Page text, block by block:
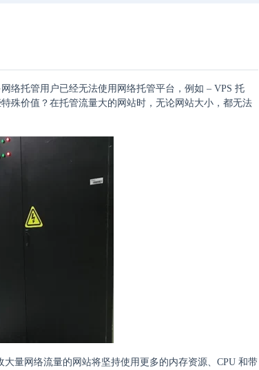
络托管用户已经无法使用网络托管平台，例如 – VPS 托
殊价值？在托管流量大的网站时，无论网站大小，都无法
量网络流量的网站将坚持使用更多的内存资源、CPU 和带